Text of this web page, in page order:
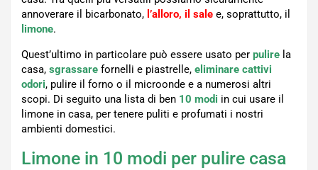
annoverare il bicarbonato, l’alloro, il sale e, soprattutto, il
limone.
Quest’ultimo in particolare può essere usato per pulire la
casa, sgrassare fornelli e piastrelle, eliminare cattivi
odori, pulire il forno o il microonde e a numerosi altri
scopi. Di seguito una lista di ben 10 modi in cui usare il
limone in casa, per tenere puliti e profumati i nostri
ambienti domestici.
Limone in 10 modi per pulire casa